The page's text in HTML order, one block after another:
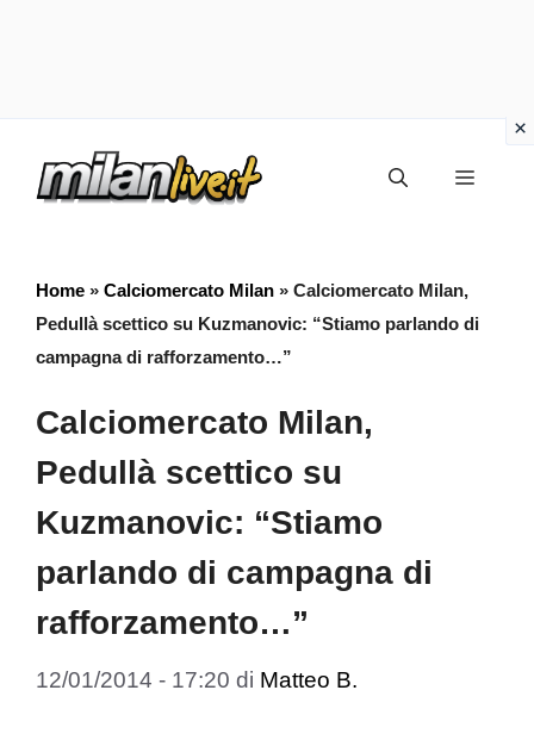
Menu
Home » Calciomercato Milan » Calciomercato Milan,
Pedullà scettico su Kuzmanovic: “Stiamo parlando di
campagna di rafforzamento…”
Calciomercato Milan,
Pedullà scettico su
Kuzmanovic: “Stiamo
parlando di campagna di
rafforzamento…”
12/01/2014 - 17:20 di Matteo B.